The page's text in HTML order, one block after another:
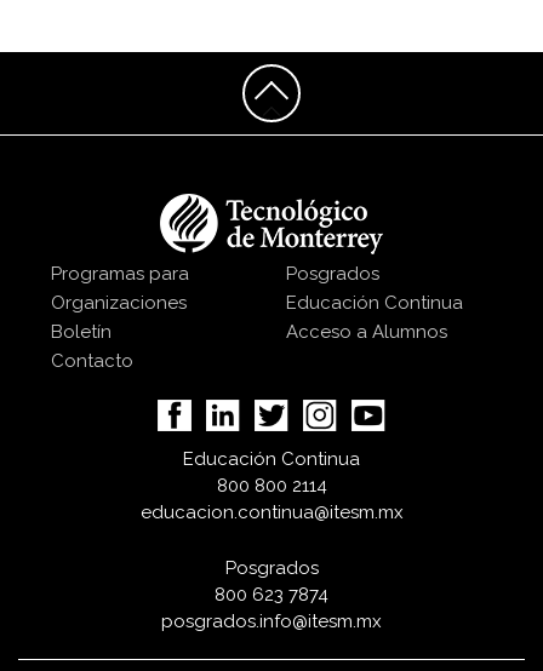
Programas para
Organizaciones
Boletín
Contacto
Posgrados
Educación Continua
Acceso a Alumnos
Educación Continua
800 800 2114
educacion.continua@itesm.mx
Posgrados
800 623 7874
posgrados.info@itesm.mx